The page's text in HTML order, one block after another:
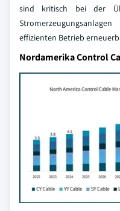
sind kritisch bei der
effizienten Betrieb
Nordamerika Control